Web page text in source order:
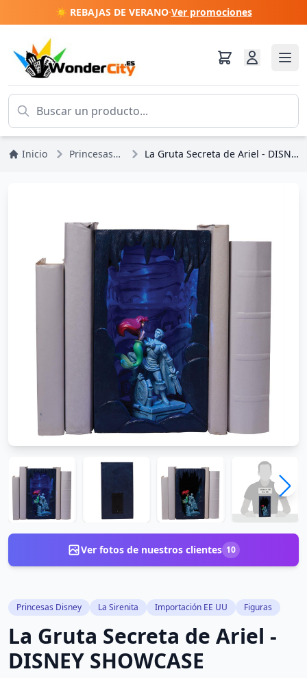
☀️ REBAJAS DE VERANO·Ver promociones
Inicio Princesas Disney La Gruta Secreta de Ariel - DISNEY SHOWCASE
Ver fotos de nuestros clientes 10
Princesas Disney La Sirenita Importación EE UU Figuras
La Gruta Secreta de Ariel -
DISNEY SHOWCASE